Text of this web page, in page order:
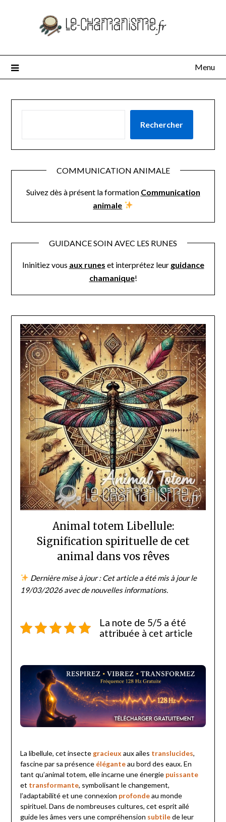
Menu
Rechercher
COMMUNICATION ANIMALE
Suivez dès à présent la formation Communication
animale
GUIDANCE SOIN AVEC LES RUNES
Ininitiez vous aux runes et interprétez leur guidance
chamanique!
Animal totem Libellule:
Signification spirituelle de cet
animal dans vos rêves
Dernière mise à jour : Cet article a été mis à jour le
19/03/2026 avec de nouvelles informations.
La note de 5/5 a été
attribuée à cet article
La libellule, cet insecte gracieux aux ailes translucides,
fascine par sa présence éléganteau bord des eaux. En
tant qu’animal totem, elle incarne une énergie puissante
et transformante, symbolisant le changement,
l’adaptabilité et une connexion profondeau monde
spirituel. Dans de nombreuses cultures, cet esprit ailé
guide les âmes vers une compréhension subtilede leur